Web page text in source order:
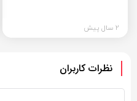
2 سال پیش
نظرات کاربران